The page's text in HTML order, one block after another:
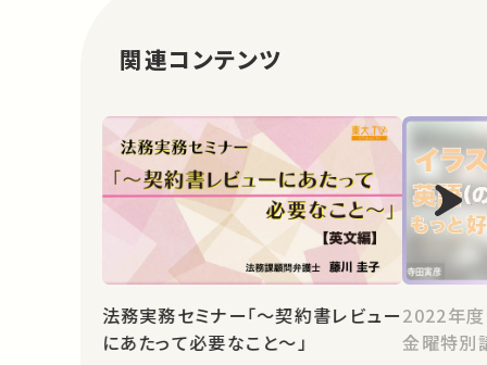
関連コンテンツ
法務実務セミナー「～契約書レビュー
にあたって必要なこと～」
2022年度
金曜特別